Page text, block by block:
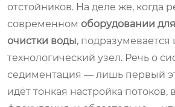
отстойников. На деле же, когда
современном оборудовании
очистки воды, подразумевается
технологический узел. Речь о
седиментация — лишь первый
идёт тонкая настройка потоков,